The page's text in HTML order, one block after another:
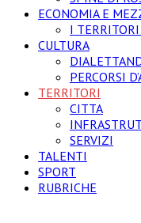
ECONOMIA E
I TERRITORI
CULTURA
PERCORSI
TERRITORI
CITTA
SERVIZI
TALENTI
SPORT
RUBRICHE